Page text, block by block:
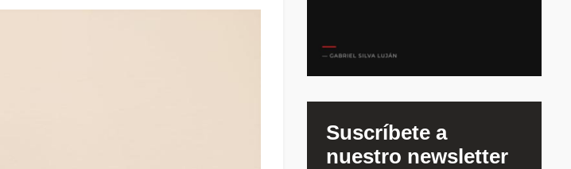
Suscríbete a
nuestro newsletter